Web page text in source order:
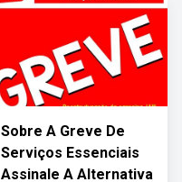
Sobre A Greve De
Serviços Essenciais
Assinale A Alternativa